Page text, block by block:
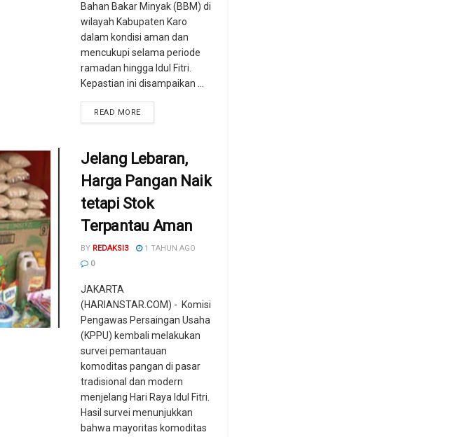
Bahan Bakar Minyak (BBM) di
wilayah Kabupaten Karo
dalam kondisi aman dan
mencukupi selama periode
ramadan hingga Idul Fitri.
Kepastian ini disampaikan ...
READ MORE
Jelang Lebaran,
Harga Pangan Naik
tetapi Stok
Terpantau Aman
BY REDAKSI3
1 TAHUN AGO
0
JAKARTA
(HARIANSTAR.COM) - Komisi
Pengawas Persaingan Usaha
(KPPU) kembali melakukan
survei pemantauan
komoditas pangan di pasar
tradisional dan modern
menjelang Hari Raya Idul Fitri.
Hasil survei menunjukkan
bahwa mayoritas komoditas